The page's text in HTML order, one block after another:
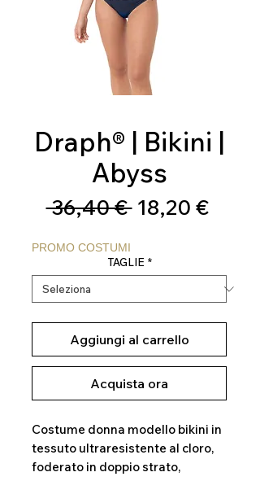
Draph® | Bikini |
Abyss
36,40 € Prezzo
18,20 €Prezzo
PROMO COSTUMI
TAGLIE *
Aggiungi al carrello
Acquista ora
Costume donna modello bikini in
tessuto ultraresistente al cloro,
foderato in doppio strato,